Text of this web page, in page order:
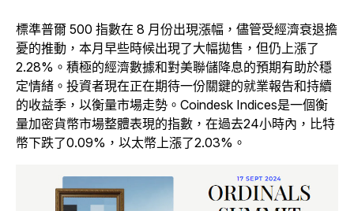
標準普爾 500 指數在 8 月份出現漲幅，儘管受經濟衰退擔
憂的推動，本月早些時候出現了大幅拋售，但仍上漲了
2.28%。積極的經濟數據和對美聯儲降息的預期有助於穩
定情緒。投資者現在正在期待一份關鍵的就業報告和持續
的收益季，以衡量市場走勢。Coindesk Indices是一個衡
量加密貨幣市場整體表現的指數，在過去24小時內，比特
幣下跌了0.09%，以太幣上漲了2.03%。